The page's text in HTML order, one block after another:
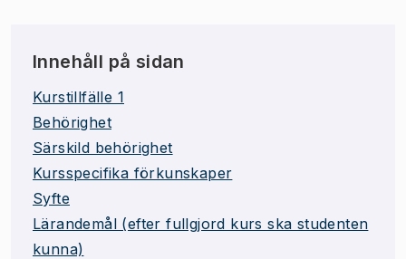
Innehåll på sidan
Kurstillfälle 1
Behörighet
Särskild behörighet
Kursspecifika förkunskaper
Syfte
Lärandemål (efter fullgjord kurs ska studenten
kunna)